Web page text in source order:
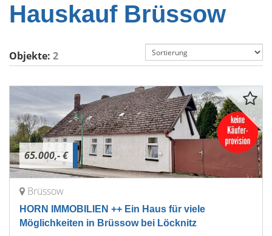
Hauskauf Brüssow
Objekte: 2
65.000,- €
Brüssow
HORN IMMOBILIEN ++ Ein Haus für viele
Möglichkeiten in Brüssow bei Löcknitz